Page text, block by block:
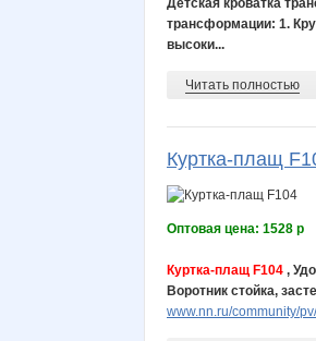
трансформации: 1.
высоки...
Читать полностью
Куртка-плащ
Оптовая цена: 1528 р
Куртка-плащ F104 ,
Воротник стойка,
www.nn.ru/community/